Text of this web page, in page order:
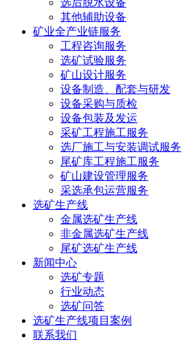
选后脱水设备
其他辅助设备
矿业全产业链服务
工程咨询服务
选矿试验服务
矿山设计服务
设备制造、配套与研发
设备采购与质检
设备包装及发运
采矿工程施工服务
选厂施工与安装调试服务
尾矿库工程施工服务
矿山建设管理服务
采选承包运营服务
选矿生产线
金属选矿生产线
非金属选矿生产线
尾矿选矿生产线
新闻中心
选矿专题
行业动态
选矿问答
选矿生产线项目案例
联系我们